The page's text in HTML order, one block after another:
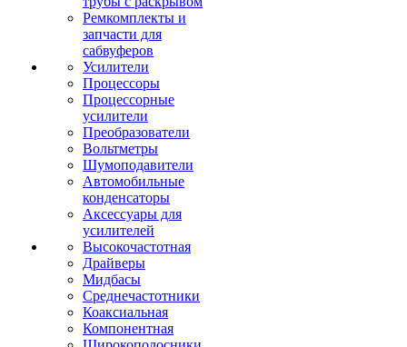
Ремкомплекты и
запчасти для
сабвуферов
Усилители
Процессоры
Процессорные
усилители
Преобразователи
Вольтметры
Шумоподавители
Автомобильные
конденсаторы
Аксессуары для
усилителей
Высокочастотная
Драйверы
Мидбасы
Среднечастотники
Коаксиальная
Компонентная